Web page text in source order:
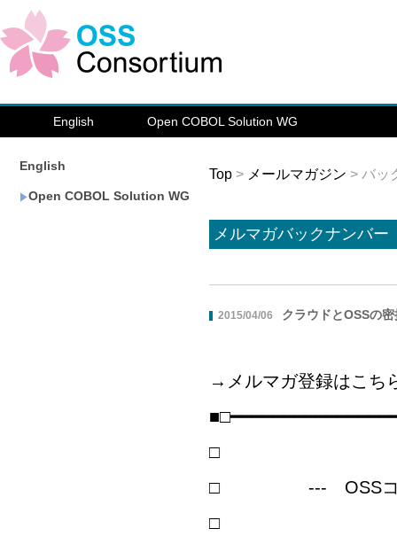
English Open COBOL Solution WG
English
Open COBOL Solution WG
Top > メールマガジン > バッ
メルマガバックナンバー
2015/04/06 クラウドとOSSの
→メルマガ登録はこち
□
□ --- OSSコンソ
□